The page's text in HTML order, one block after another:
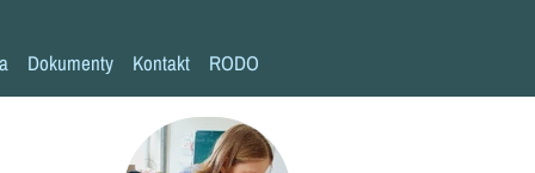
Dokumenty
Statut szkoły
Plan pracy szkoły
Kontakt RODO